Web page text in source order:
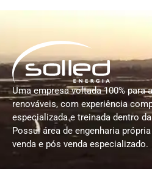
Uma empresa voltada 100% para
renováveis, com experiência
especializada e treinada dentro
Possui área de engenharia
venda e pós venda especializado.